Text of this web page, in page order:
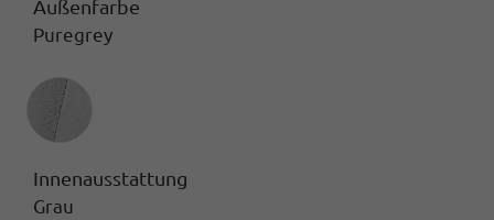
Außenfarbe
Puregrey
Innenausstattung
Innenausstattung
Grau